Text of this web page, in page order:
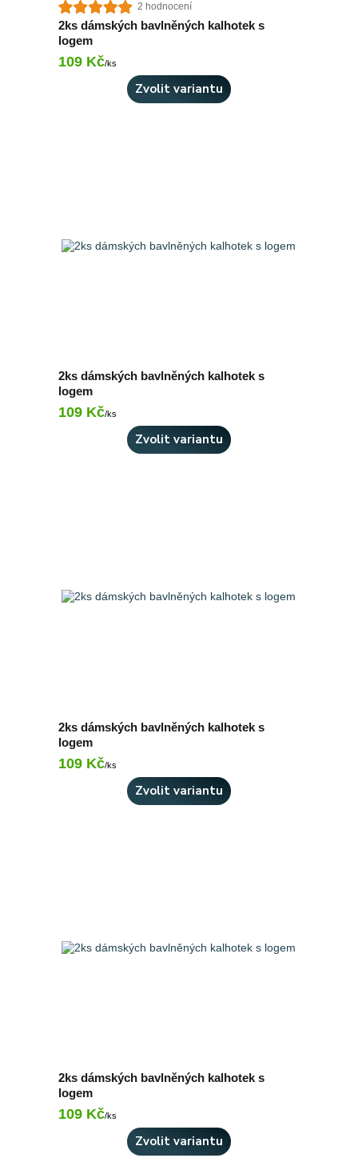
2 hodnocení
2ks dámských bavlněných kalhotek s
logem
109 Kč/ks
Zvolit variantu
2ks dámských bavlněných kalhotek s
logem
109 Kč/ks
Zvolit variantu
2ks dámských bavlněných kalhotek s
logem
109 Kč/ks
Zvolit variantu
2ks dámských bavlněných kalhotek s
logem
109 Kč/ks
Zvolit variantu